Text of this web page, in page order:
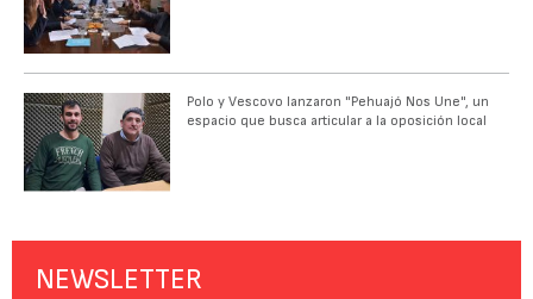
Polo y Vescovo lanzaron "Pehuajó Nos Une", un
espacio que busca articular a la oposición local
NEWSLETTER